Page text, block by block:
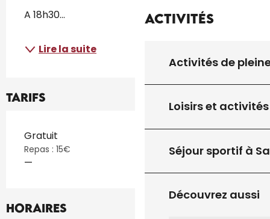
Activités
Activités de
Loisirs et activités
Séjour sportif à
Découvrez aussi
A 18h30...
Lire la suite
Tarifs
Tarifs 2026
Gratuit
Repas : 15€
—
Horaires